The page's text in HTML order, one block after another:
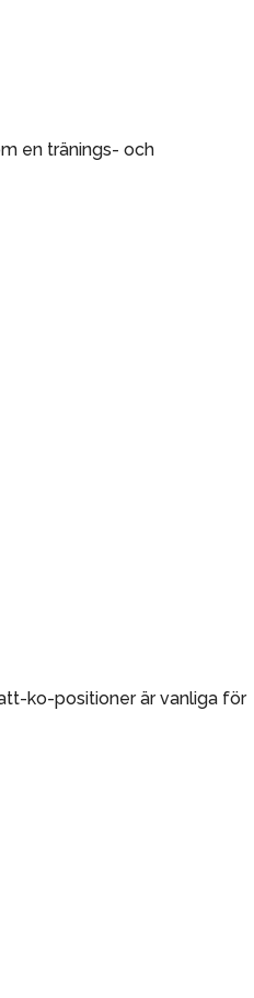
en tränings- och
ko-positioner är vanliga för